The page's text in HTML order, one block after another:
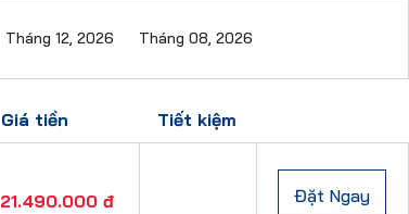
Tháng 12, 2026 Tháng 08, 2026
Giá tiền Tiết kiệm
21.490.000 đ Đặt Ngay